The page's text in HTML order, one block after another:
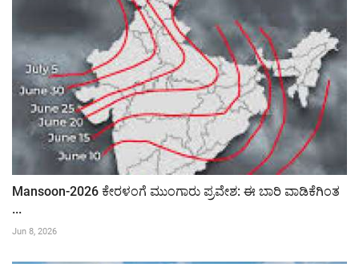
Mansoon-2026 ಕೇರಳಂಗೆ ಮುಂಗಾರು ಪ್ರವೇಶ: ಈ ಬಾರಿ ವಾಡಿಕೆಗಿಂತ
...
Jun 8, 2026